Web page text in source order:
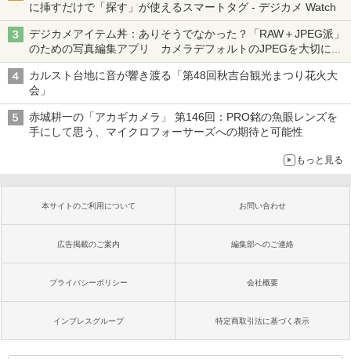
に挿すだけで「探す」が使えるスマートタグ - デジカメ Watch
デジカメアイテム丼：ありそうでなかった？「RAW＋JPEG派」
のための写真編集アプリ カメラデフォルトのJPEGを大切にす
る「Filmator」
カルスト台地に音が響き渡る「第48回秋吉台観光まつり花火大
会」
赤城耕一の「アカギカメラ」 第146回：PRO銘の魚眼レンズを
手にして思う、マイクロフォーサーズへの期待と可能性
もっと見る
本サイトのご利用について お問い合わせ
広告掲載のご案内 編集部へのご連絡
プライバシーポリシー 会社概要
インプレスグループ 特定商取引法に基づく表示